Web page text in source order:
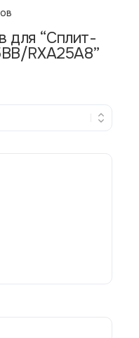
для “Сплит-
RXA25A8”
₽